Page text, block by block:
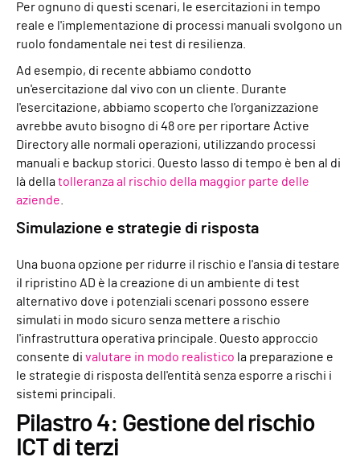
Per ognuno di questi scenari, le esercitazioni in tempo
reale e l'implementazione di processi manuali svolgono un
ruolo fondamentale nei test di resilienza.
Ad esempio, di recente abbiamo condotto
un'esercitazione dal vivo con un cliente. Durante
l'esercitazione, abbiamo scoperto che l'organizzazione
avrebbe avuto bisogno di 48 ore per riportare Active
Directory alle normali operazioni, utilizzando processi
manuali e backup storici. Questo lasso di tempo è ben al di
là dellatolleranza al rischio della maggior parte delle
aziende
Simulazione e strategie di risposta
Una buona opzione per ridurre il rischio e l'ansia di testare
il ripristino AD è la creazione di un ambiente di test
alternativo dove i potenziali scenari possono essere
simulati in modo sicuro senza mettere a rischio
l'infrastruttura operativa principale. Questo approccio
consente di valutare in modo realistico la preparazione e
le strategie di risposta dell'entità senza esporre a rischi i
sistemi principali.
Pilastro 4: Gestione del rischio
ICT di terzi